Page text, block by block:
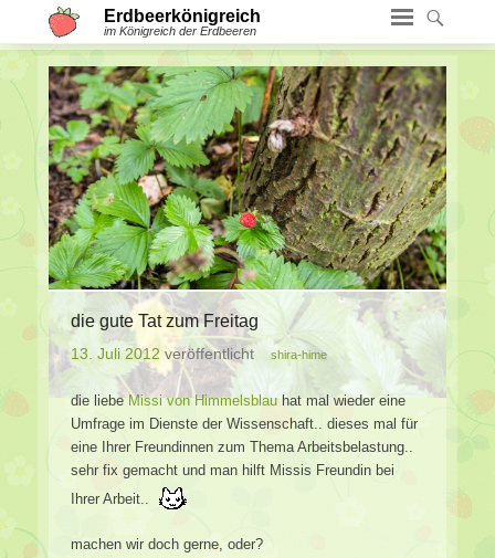
Erdbeerkönigreich
im Königreich der Erdbeeren
die gute Tat zum Freitag
13. Juli 2012 veröffentlicht shira-hime
die liebe Missi von Himmelsblauhat mal wieder eine
Umfrage im Dienste der Wissenschaft.. dieses mal für
eine Ihrer Freundinnen zum Thema Arbeitsbelastung..
sehr fix gemacht und man hilft Missis Freundin bei
Ihrer Arbeit..
machen wir doch gerne, oder?